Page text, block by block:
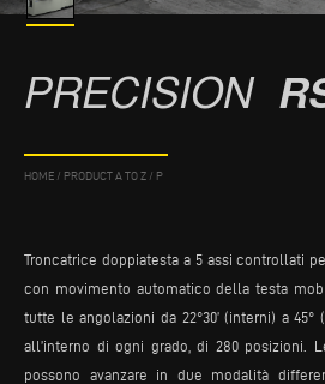
PRECISION
HOME / PRODUCT A TO Z / P
Troncatrice doppiatesta a 5 assi controllati
con movimento automatico della testa
tutte le angolazioni da 22°30’ (interni) a
all’interno di ogni grado, di 280 posizioni.
possono avanzare in due modalità